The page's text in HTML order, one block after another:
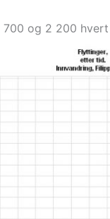
og 2 200